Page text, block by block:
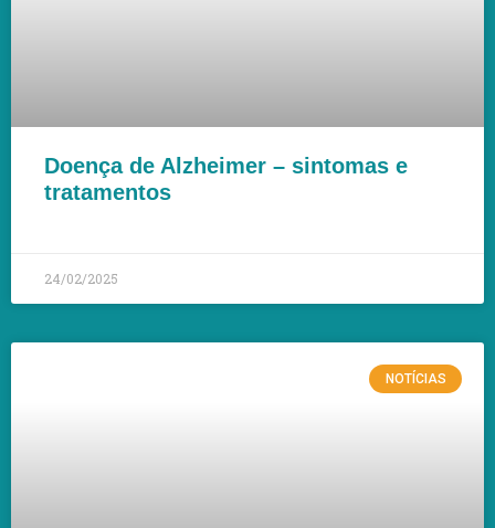
Doença de Alzheimer – sintomas e
tratamentos
24/02/2025
NOTÍCIAS